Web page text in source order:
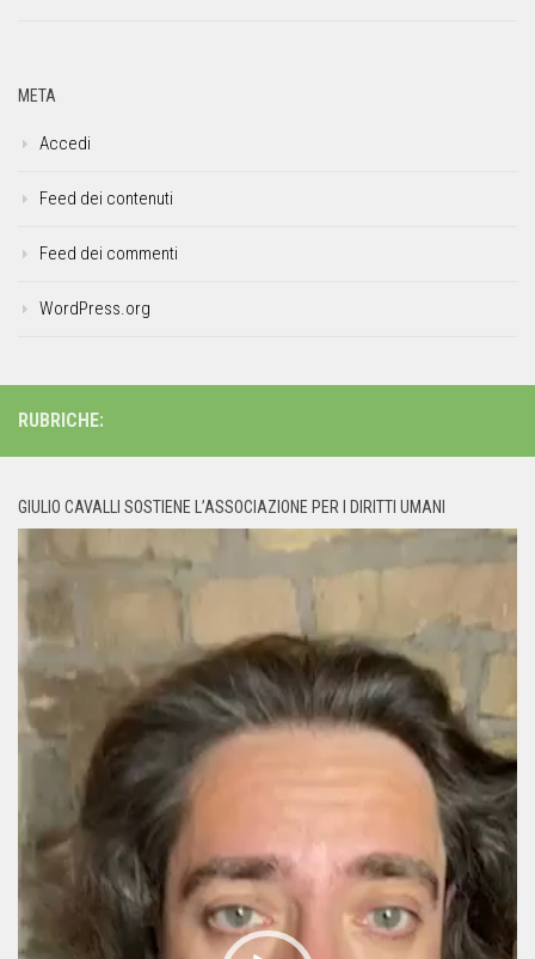
META
Accedi
Feed dei contenuti
Feed dei commenti
WordPress.org
RUBRICHE:
GIULIO CAVALLI SOSTIENE L’ASSOCIAZIONE PER I DIRITTI UMANI
Player